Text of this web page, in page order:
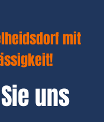
mit
uns